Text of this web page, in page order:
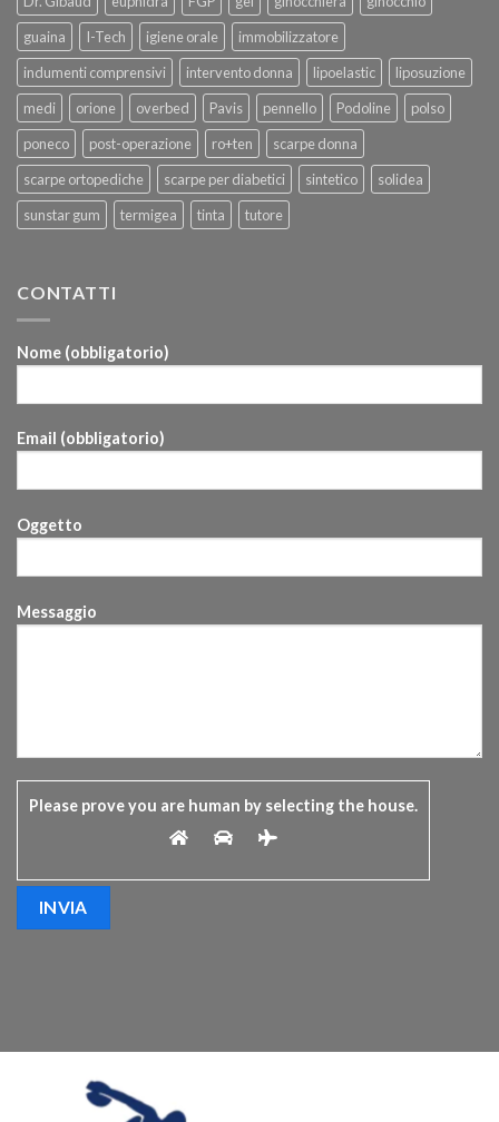
guaina
I-Tech igiene orale
immobilizzatore
indumenti comprensivi
intervento donna lipoelastic
liposuzione
medi
orione overbed Pavis pennello Podoline
polso
poneco
post-operazione ro+ten
scarpe donna
scarpe ortopediche
scarpe per diabetici sintetico
solidea
sunstar gum
termigea tinta tutore
CONTATTI
Nome (obbligatorio)
Email (obbligatorio)
Oggetto
Messaggio
Please prove you are human by selecting the house.